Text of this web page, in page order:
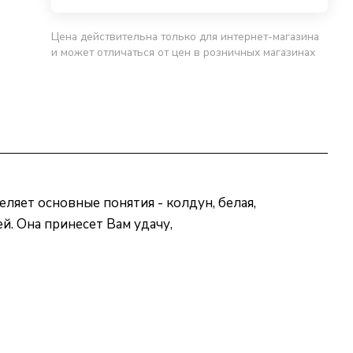
Цена действительна только для интернет-магазина
и может отличаться от цен в розничных магазинах
основные понятия - колдун, белая,
Она принесет Вам удачу,